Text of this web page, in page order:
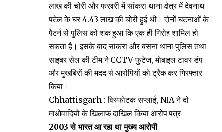
लाख की चोरी और फरवरी में सांकरा थाना क्षेत्र में देवनाथ
पटेल के घर 4.43 लाख की चोरी हुई थी। दोनों घटनाओं के
पैटर्न से पुलिस को शक हुआ कि एक ही गिरोह शामिल हो
सकता है। इसके बाद सांकरा और बसना थाना पुलिस तथा
साइबर सेल की टीम ने CCTV फुटेज, मोबाइल टावर डंप
और मुखबिरों की मदद से आरोपियों को ट्रैक कर गिरफ्तार
किया।
Chhattisgarh : विस्फोटक सप्लाई, NIA ने दो
माओवादियों के खिलाफ दाखिल किया आरोप पत्र
2003 से भारत आ रहा था मुख्य आरोपी